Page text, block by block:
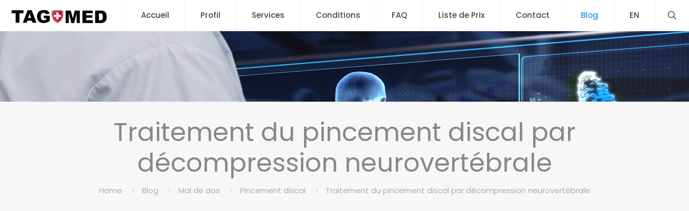
Accueil Profil Services Conditions FAQ Liste de Prix Contact Blog EN
Traitement du pincement discal par
décompression neurovertébrale
Home Blog Mal de dos Pincement discal Traitement du pincement discal par décompression neurovertébrale